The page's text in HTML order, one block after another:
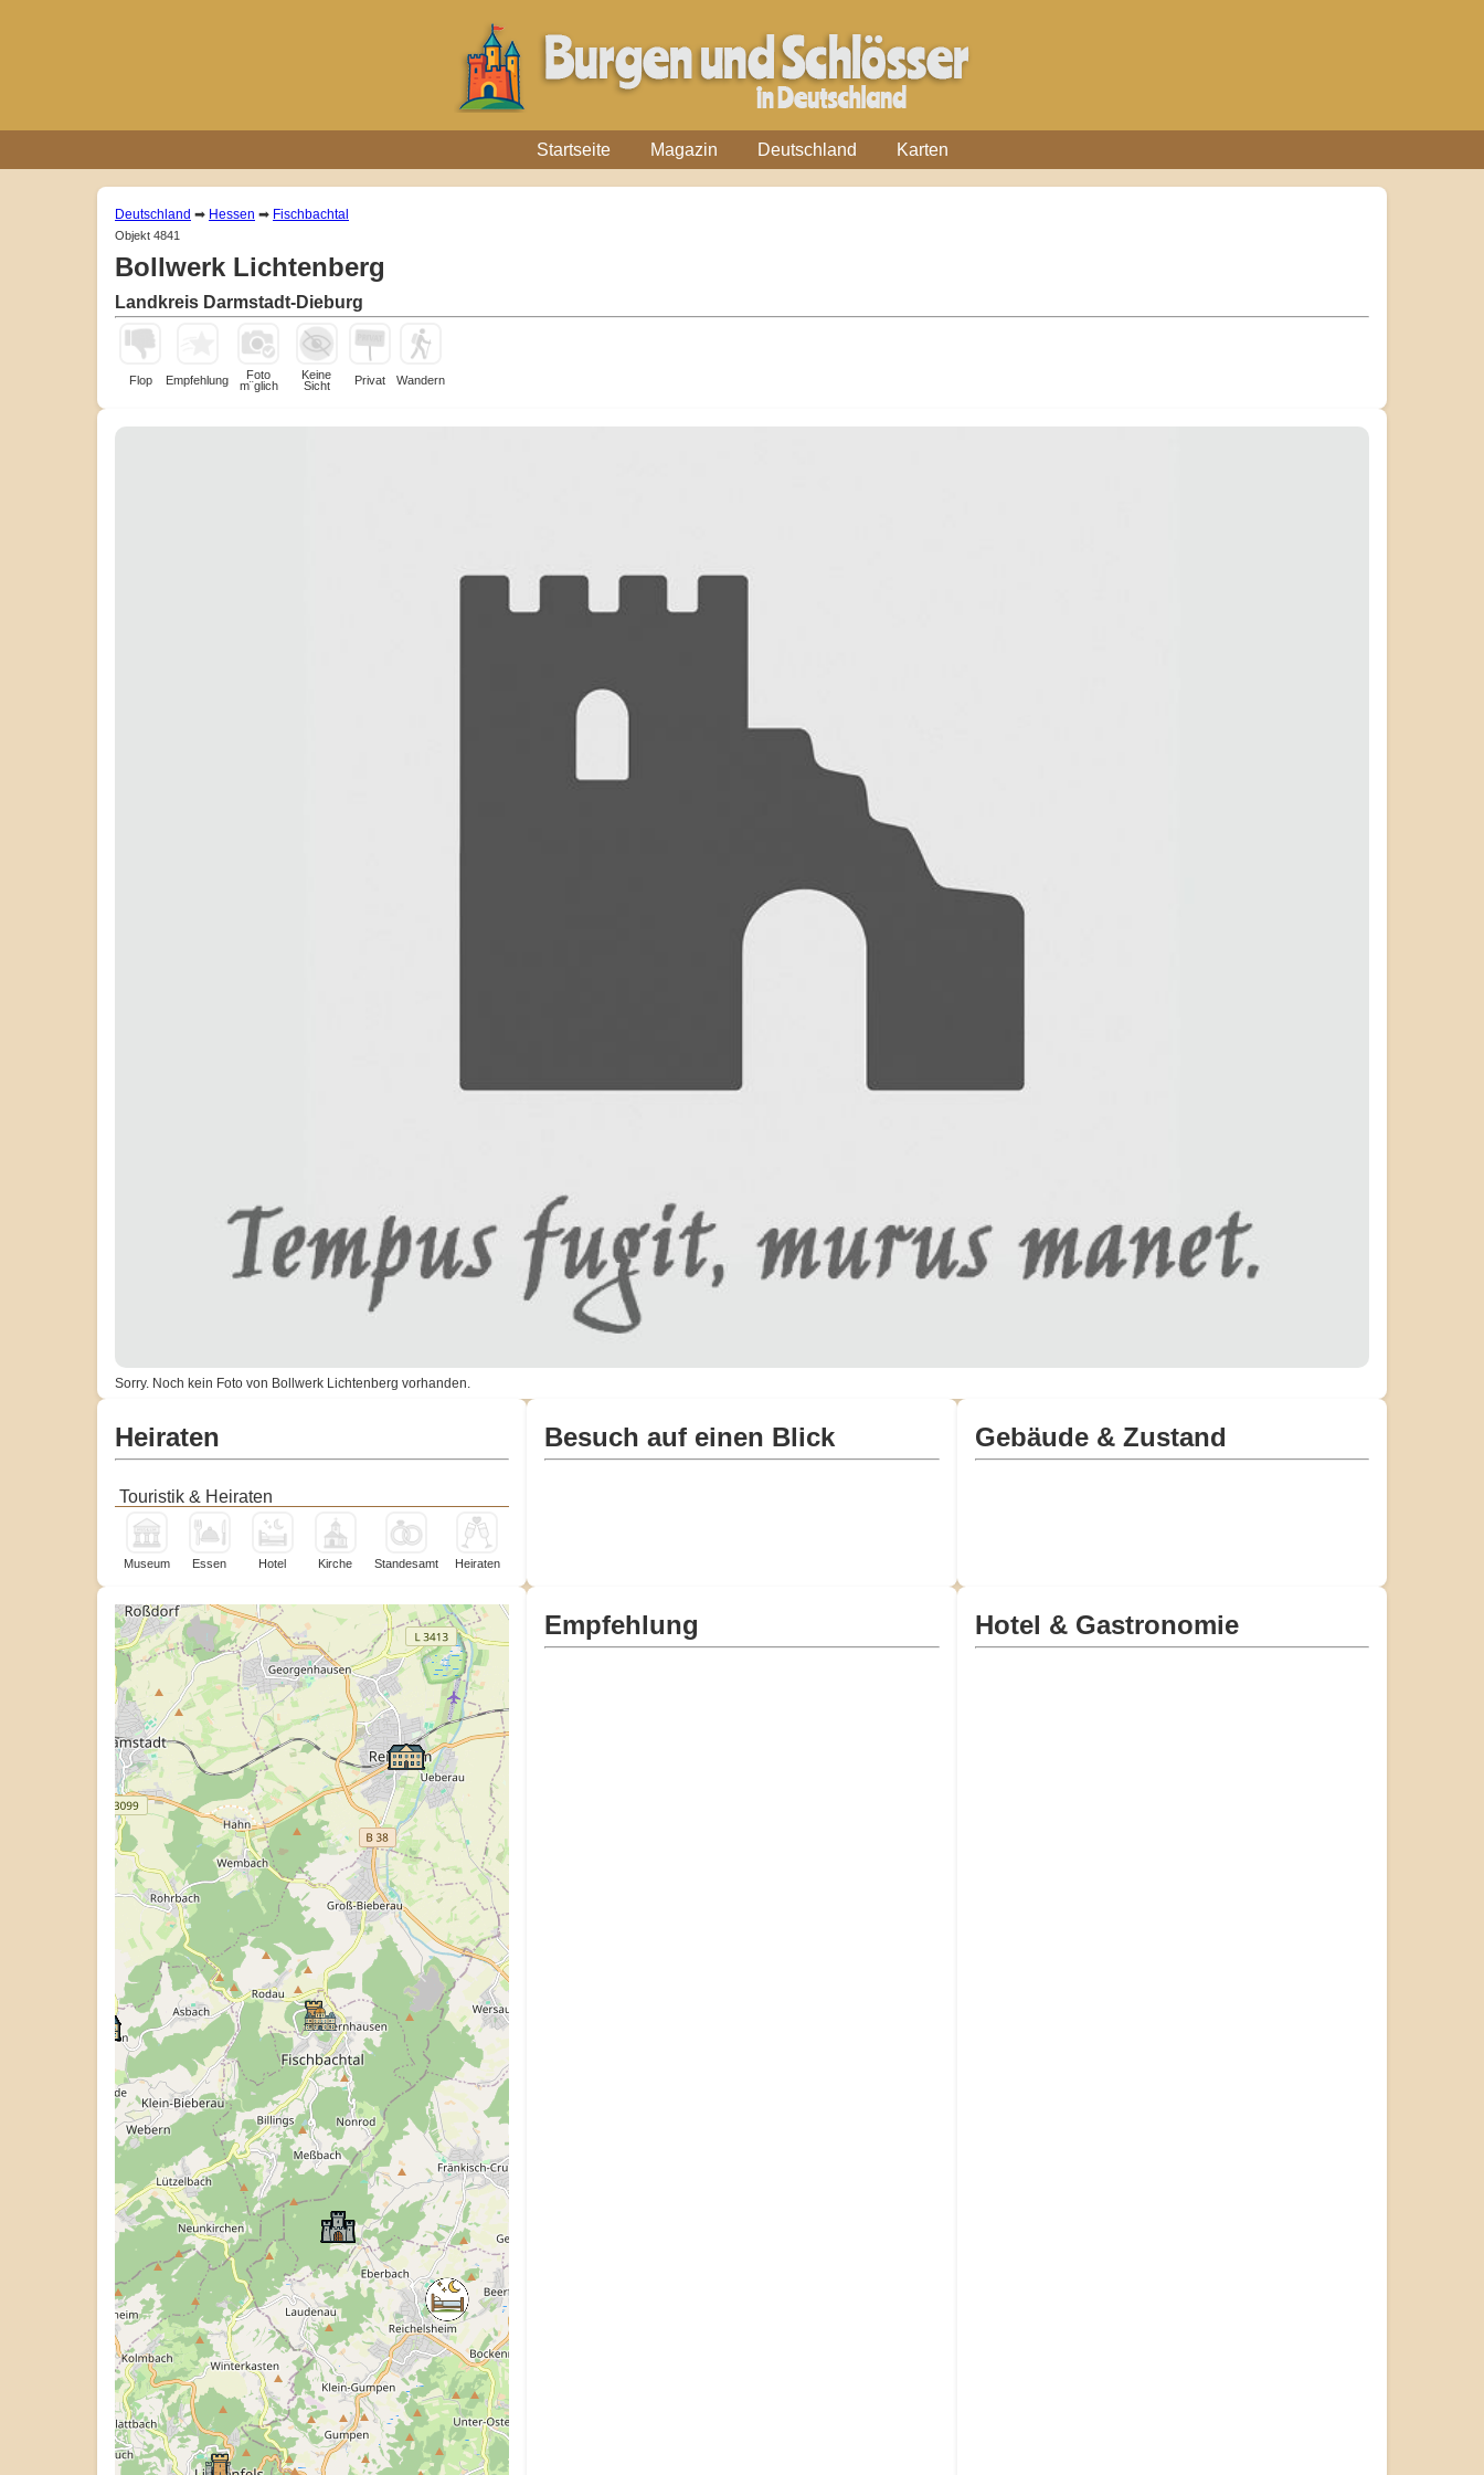
Startseite Magazin Deutschland Karten
Deutschland ➡ Hessen ➡ Fischbachtal
Objekt 4841
Bollwerk Lichtenberg
Landkreis Darmstadt-Dieburg
Flop Empfehlung
Foto
m¨glich
Keine
Sicht
Privat Wandern
Sorry. Noch kein Foto von Bollwerk Lichtenberg vorhanden.
Heiraten
Touristik & Heiraten
Museum Essen Hotel Kirche Standesamt Heiraten
Besuch auf einen Blick Gebäude & Zustand
Empfehlung Hotel & Gastronomie